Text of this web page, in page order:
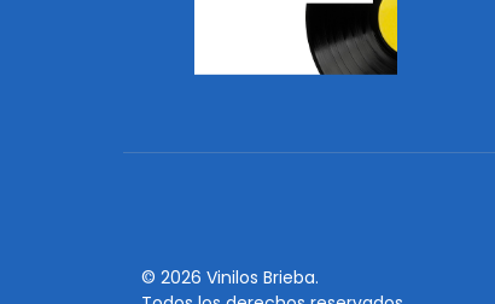
© 2026 Vinilos Brieba.